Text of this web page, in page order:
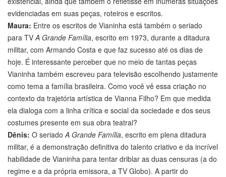
evidenciadas em suas peças, roteiros e escritos.
Maura: Entre os escritos de Vianinha está também o seriado
para TVA Grande Família, escrito em 1973, durante a ditadura
militar, com Armando Costa e que faz sucesso até os dias de
hoje. É interessante perceber que no meio de tantas peças
Vianinha também escreveu para televisão escolhendo justamente
como tema a família brasileira. Como você vê essa criação no
contexto da trajetória artística de Vianna Filho? Em que medida
ela dialoga com a linha crítica e social da sociedade e dos seus
costumes presente em sua obra teatral?
Dênis: O seriadoA Grande Família, escrito em plena ditadura
militar, é a demonstração definitiva do talento criativo e da incrível
habilidade de Vianinha para tentar driblar as duas censuras (a do
regime e a da própria emissora, a TV Globo). A partir do